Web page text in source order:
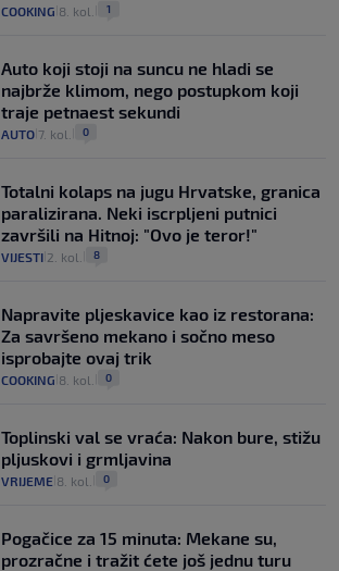
COOKING 8. kol. 1
Auto koji stoji na suncu ne hladi se
najbrže klimom, nego postupkom koji
traje petnaest sekundi
AUTO 7. kol. 0
Totalni kolaps na jugu Hrvatske, granica
paralizirana. Neki iscrpljeni putnici
završili na Hitnoj: "Ovo je teror!"
VIJESTI 2. kol. 8
Napravite pljeskavice kao iz restorana:
Za savršeno mekano i sočno meso
isprobajte ovaj trik
COOKING 8. kol. 0
Toplinski val se vraća: Nakon bure, stižu
pljuskovi i grmljavina
VRIJEME 8. kol. 0
Pogačice za 15 minuta: Mekane su,
prozračne i tražit ćete još jednu turu